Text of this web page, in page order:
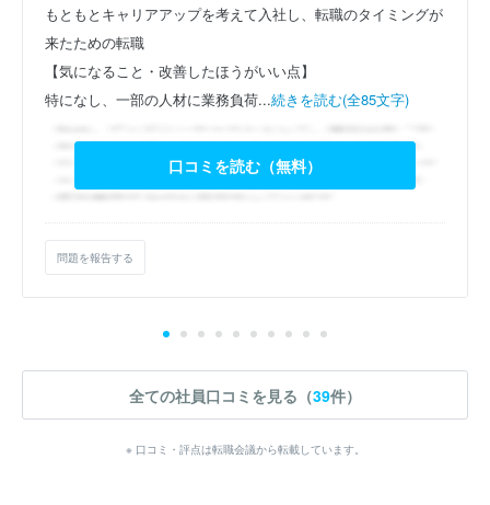
もともとキャリアアップを考えて入社し、転職のタイミングが
来たための転職
【気になること・改善したほうがいい点】
特になし、一部の人材に業務負荷...続きを読む(全85文字)
口コミを読む（無料）
問題を報告する
全ての社員口コミを見る（39件）
※ 口コミ・評点は転職会議から転載しています。